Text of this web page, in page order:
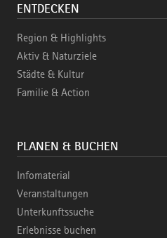
ENTDECKEN
Region & Highlights
Aktiv & Naturziele
Städte & Kultur
Familie & Action
PLANEN & BUCHEN
Infomaterial
Veranstaltungen
Unterkunftssuche
Erlebnisse buchen